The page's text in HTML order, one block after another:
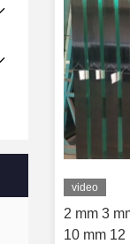
video
2 mm 3
10 mm